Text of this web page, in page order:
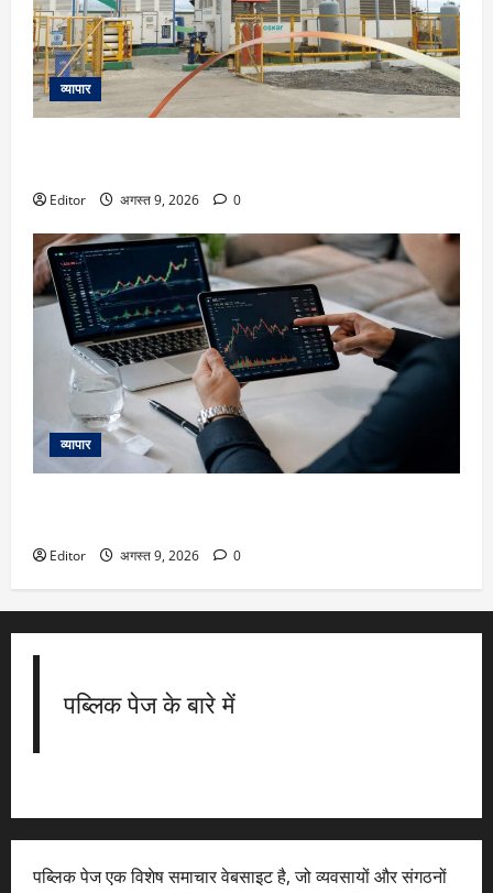
व्यापार
Editor अगस्त 9, 2026 0
व्यापार
Editor अगस्त 9, 2026 0
पब्लिक पेज के बारे में
पब्लिक पेज एक विशेष समाचार वेबसाइट है, जो व्यवसायों और संगठनों